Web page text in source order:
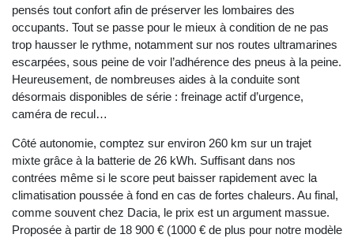
pensés tout confort afin de préserver les lombaires des
occupants. Tout se passe pour le mieux à condition de ne pas
trop hausser le rythme, notamment sur nos routes ultramarines
escarpées, sous peine de voir l’adhérence des pneus à la peine.
Heureusement, de nombreuses aides à la conduite sont
désormais disponibles de série : freinage actif d’urgence,
caméra de recul…
Côté autonomie, comptez sur environ 260 km sur un trajet
mixte grâce à la batterie de 26 kWh. Suffisant dans nos
contrées même si le score peut baisser rapidement avec la
climatisation poussée à fond en cas de fortes chaleurs. Au final,
comme souvent chez Dacia, le prix est un argument massue.
Proposée à partir de 18 900 € (1000 € de plus pour notre modèle